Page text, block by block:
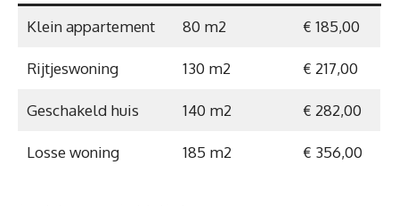
Klein appartement 80 m2 € 185,00
Rijtjeswoning 130 m2 € 217,00
Geschakeld huis 140 m2 € 282,00
Losse woning 185 m2 € 356,00